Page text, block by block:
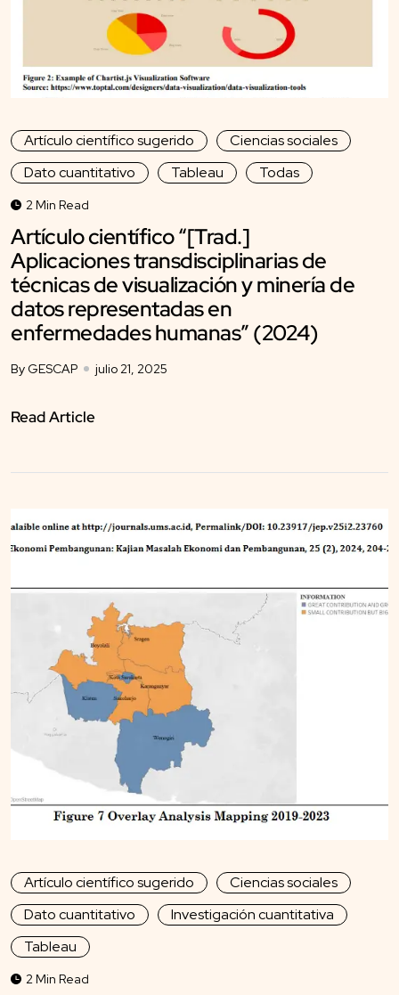
Artículo científico sugerido
Ciencias sociales
Dato cuantitativo
Tableau Todas
2 Min Read
Artículo científico “[Trad.]
Aplicaciones transdisciplinarias de
técnicas de visualización y minería de
datos representadas en
enfermedades humanas” (2024)
By GESCAP julio 21, 2025
Read Article
Artículo científico sugerido
Ciencias sociales
Dato cuantitativo
Investigación cuantitativa
Tableau
2 Min Read